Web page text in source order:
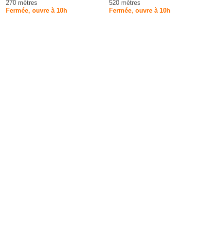
270 mètres
Fermée, ouvre à 10h
520 mètres
Fermée, ouvre à 10h